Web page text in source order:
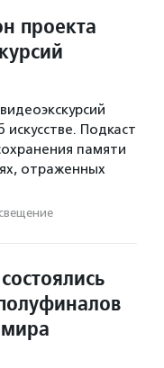
проекта
Подкаст
памяти
отраженных